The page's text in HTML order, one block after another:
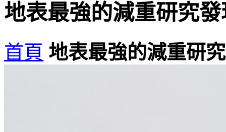
地表最強的減重研究
首頁 地表最強的減重研